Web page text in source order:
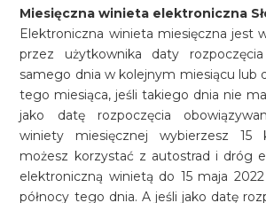
Miesięczna winieta elektroniczna
Elektroniczna winieta miesięczna jest
przez użytkownika daty
samego dnia w kolejnym miesiącu lub
tego miesiąca, jeśli takiego dnia nie
jako datę rozpoczęcia
winiety miesięcznej wybierzesz 15
możesz korzystać z autostrad i dróg
elektroniczną winietą do 15 maja
północy tego dnia. A jeśli jako datę